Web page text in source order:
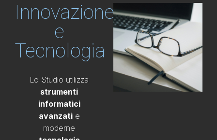
Innovazione
e
Tecnologia
Lo Studio utilizza
strumenti
informatici
avanzatie
moderne